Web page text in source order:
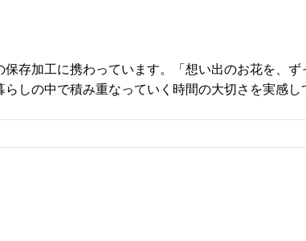
存加工に携わっています。「想い出のお花を、
しの中で積み重なっていく時間の大切さを実感し